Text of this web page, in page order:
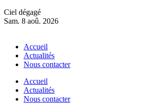
Ciel dégagé
Sam. 8 aoû. 2026
Accueil
Actualités
Nous contacter
Accueil
Actualités
Nous contacter